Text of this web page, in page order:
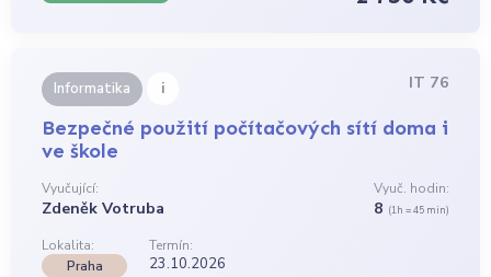
Informatika i IT 76
Bezpečné použití počítačových sítí doma i
ve škole
Vyučující:
Zdeněk Votruba
Vyuč. hodin:
8 (1h = 45 min)
Lokalita:
Termín:
Praha
23.10.2026